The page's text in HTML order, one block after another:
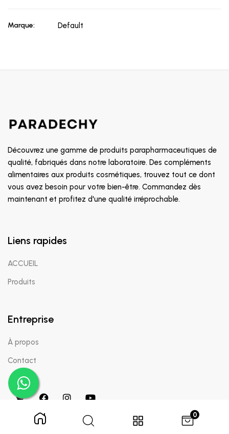
0
Marque: Default
Découvrez une gamme de produits parapharmaceutiques de
qualité, fabriqués dans notre laboratoire. Des compléments
alimentaires aux produits cosmétiques, trouvez tout ce dont
vous avez besoin pour votre bien-être. Commandez dès
maintenant et profitez d'une qualité irréprochable.
Liens rapides
ACCUEIL
Produits
Entreprise
À propos
Contact